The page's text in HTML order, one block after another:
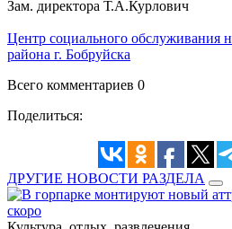
Зам. директора Т.А.Курлович
Центр социального обслуживания
района г. Бобруйска
Всего комментариев 0
Поделиться:
ДРУГИЕ НОВОСТИ РАЗДЕЛА